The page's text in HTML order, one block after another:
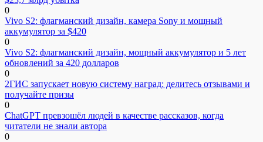
0
Vivo S2: флагманский дизайн, камера Sony и мощный
аккумулятор за $420
0
Vivo S2: флагманский дизайн, мощный аккумулятор и 5 лет
обновлений за 420 долларов
0
2ГИС запускает новую систему наград: делитесь отзывами и
получайте призы
0
ChatGPT превзошёл людей в качестве рассказов, когда
читатели не знали автора
0